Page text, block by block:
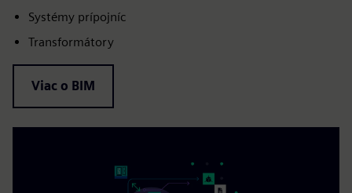
Systémy prípojníc
Transformátory
Viac o BIM